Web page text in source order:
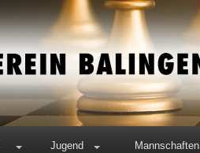
Jugend Mannschaften